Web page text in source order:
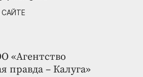
«Агентство
правда – Калуга»